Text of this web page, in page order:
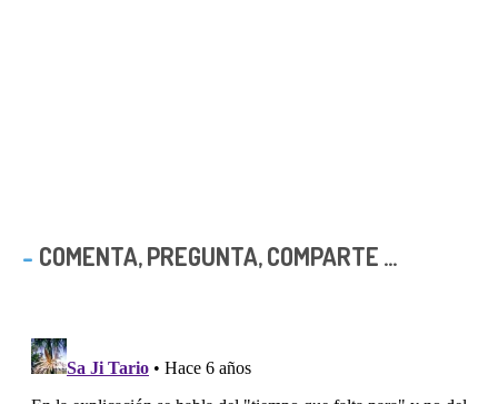
COMENTA, PREGUNTA, COMPARTE ...